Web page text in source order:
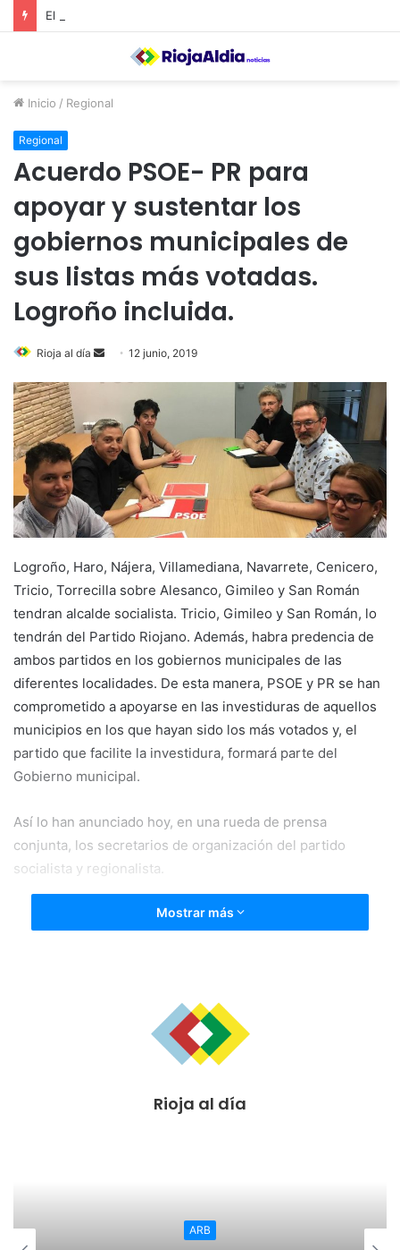
Inicio / Regional
Regional
Acuerdo PSOE- PR para
apoyar y sustentar los
gobiernos municipales de
sus listas más votadas.
Logroño incluida.
Rioja al día
d
a
n
m
a
l
12 junio, 2019
Logroño, Haro, Nájera, Villamediana, Navarrete, Cenicero,
Tricio, Torrecilla sobre Alesanco, Gimileo y San Román
tendran alcalde socialista. Tricio, Gimileo y San Román, lo
tendrán del Partido Riojano. Además, habra predencia de
ambos partidos en los gobiernos municipales de las
diferentes localidades. De esta manera, PSOE y PR se han
comprometido a apoyarse en las investiduras de aquellos
municipios en los que hayan sido los más votados y, el
partido que facilite la investidura, formará parte del
Gobierno municipal.
Así lo han anunciado hoy, en una rueda de prensa
conjunta, los secretarios de organización del partido
socialista y regionalista.
Mostrar más
Rioja al día
ARB